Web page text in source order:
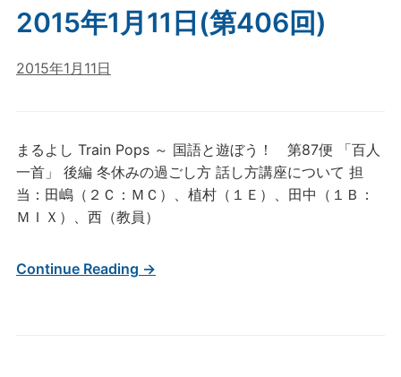
2015年1月11日(第406回)
2015年1月11日
まるよし Train Pops ～ 国語と遊ぼう！ 第87便 「百人
一首」 後編 冬休みの過ごし方 話し方講座について 担
当：田嶋（２Ｃ：ＭＣ）、植村（１Ｅ）、田中（１Ｂ：
ＭＩＸ）、西（教員）
Continue Reading →